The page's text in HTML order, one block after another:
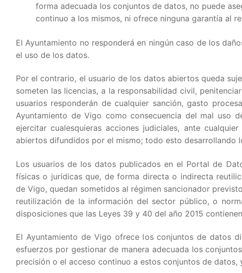
forma adecuada los conjuntos de datos, no puede
continuo a los mismos, ni ofrece ninguna garantía al
El Ayuntamiento no responderá en ningún caso de los
el uso de los datos.
Por el contrario, el usuario de los datos abiertos queda
someten las licencias, a la responsabilidad civil,
usuarios responderán de cualquier sanción, gasto
Ayuntamiento de Vigo como consecuencia del mal uso
ejercitar cualesquieras acciones judiciales, ante
abiertos difundidos por el mismo; todo esto desarrollando
Los usuarios de los datos publicados en el Portal de
físicas o jurídicas que, de forma directa o indirecta
de Vigo, quedan sometidos al régimen sancionador
reutilización de la información del sector público, o
disposiciones que las Leyes 39 y 40 del año 2015
El Ayuntamiento de Vigo ofrece los conjuntos de datos
esfuerzos por gestionar de manera adecuada los
precisión o el acceso continuo a estos conjuntos de